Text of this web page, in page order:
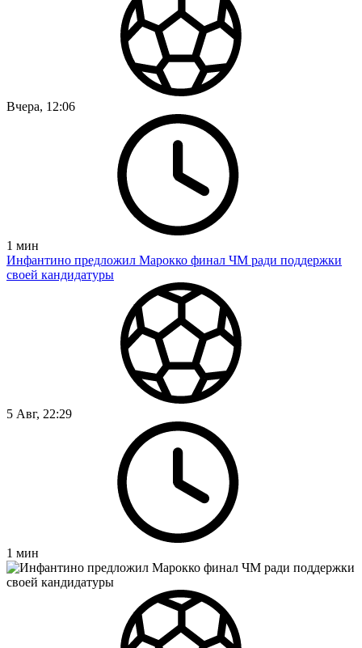
Вчера, 12:06
1 мин
Инфантино предложил Марокко финал ЧМ ради поддержки
своей кандидатуры
5 Авг, 22:29
1 мин